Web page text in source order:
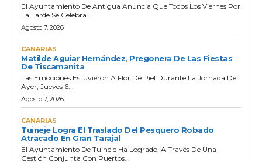
El Ayuntamiento De Antigua Anuncia Que Todos Los Viernes Por
La Tarde Se Celebra...
Agosto 7, 2026
CANARIAS
Matilde Aguiar Hernández, Pregonera De Las Fiestas
De Tiscamanita
Las Emociones Estuvieron A Flor De Piel Durante La Jornada De
Ayer, Jueves 6...
Agosto 7, 2026
CANARIAS
Tuineje Logra El Traslado Del Pesquero Robado
Atracado En Gran Tarajal
El Ayuntamiento De Tuineje Ha Logrado, A Través De Una
Gestión Conjunta Con Puertos...